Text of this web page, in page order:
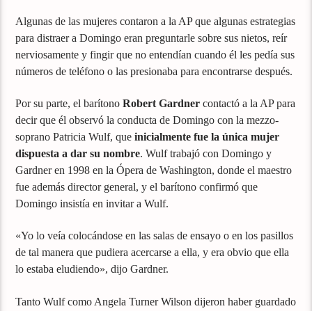
Algunas de las mujeres contaron a la AP que algunas estrategias
para distraer a Domingo eran preguntarle sobre sus nietos, reír
nerviosamente y fingir que no entendían cuando él les pedía sus
números de teléfono o las presionaba para encontrarse después.
Por su parte, el barítonoRobert Gardner contactó a la AP para
decir que él observó la conducta de Domingo con la mezzo-
soprano Patricia Wulf, queinicialmente fue la única mujer
dispuesta a dar su nombre. Wulf trabajó con Domingo y
Gardner en 1998 en la Ópera de Washington, donde el maestro
fue además director general, y el barítono confirmó que
Domingo insistía en invitar a Wulf.
«Yo lo veía colocándose en las salas de ensayo o en los pasillos
de tal manera que pudiera acercarse a ella, y era obvio que ella
lo estaba eludiendo», dijo Gardner.
Tanto Wulf como Angela Turner Wilson dijeron haber guardado